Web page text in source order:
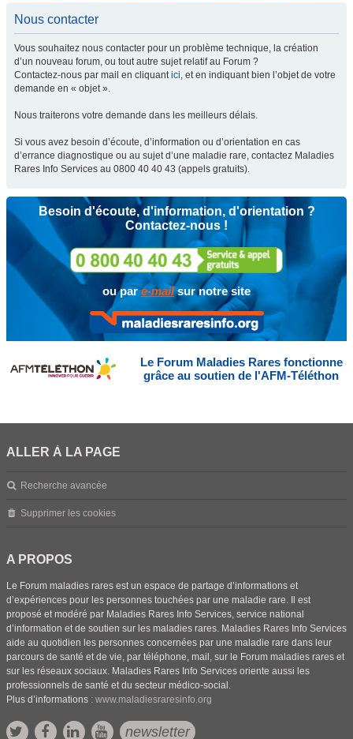
Nous contacter
Vous souhaitez nous contacter pour un problème technique, la création
d’un nouveau forum, ou tout autre sujet relatif au Forum ?
Contactez-nous par mail en cliquantici, et en indiquant bien l’objet de votre
demande en « objet ».
Nous traiterons votre demande dans les meilleurs délais.
Si vous avez besoin d’écoute, d’information ou d’orientation en cas
d’errance diagnostique ou au sujet d’une maladie rare, contactez Maladies
Rares Info Services au 0800 40 40 43 (appels gratuits).
Besoin d'écoute, d'information, d'orientation ?
Contactez-nous !
ou pare-mailsur notre site
Le Forum Maladies Rares fonctionne
grâce au soutien de l'AFM-Téléthon
ALLER À LA PAGE
Recherche avancée
Supprimer les cookies
A PROPOS
Le Forum maladies rares est un espace de partage d’informations et
d’expériences pour les personnes touchées par une maladie rare. Il est
proposé et modéré par Maladies Rares Info Services, service national
d’information et de soutien sur les maladies rares. Maladies Rares Info Services
aide au quotidien les personnes concernées par une maladie rare dans leur
parcours de santé et de vie, par téléphone, mail, sur le Forum maladies rares et
sur les réseaux sociaux. Maladies Rares Info Services oriente aussi les
professionnels de santé et du secteur médico-social.
Plus d’informations : www.maladiesraresinfo.org
newsletter